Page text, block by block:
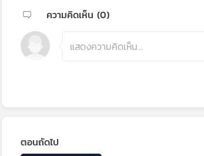
ความคิดเห็น (0)
ตอนถัดไป